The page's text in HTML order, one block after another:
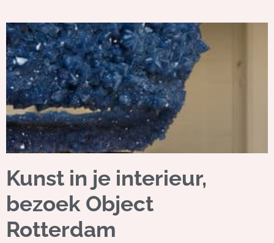
Kunst in je interieur,
bezoek Object
Rotterdam